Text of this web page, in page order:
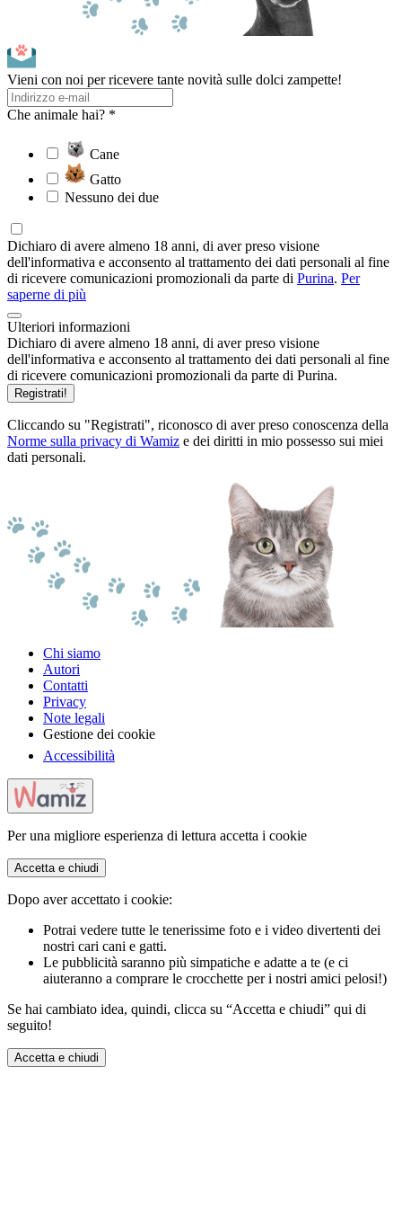
Vieni con noi per ricevere tante novità sulle dolci zampette!
Che animale hai? *
Cane
Gatto
Nessuno dei due
Dichiaro di avere almeno 18 anni, di aver preso visione
dell'informativa e acconsento al trattamento dei dati personali al fine
di ricevere comunicazioni promozionali da parte di Purina. Per
saperne di più
Ulteriori informazioni
Dichiaro di avere almeno 18 anni, di aver preso visione
dell'informativa e acconsento al trattamento dei dati personali al fine
di ricevere comunicazioni promozionali da parte di Purina.
Registrati!
Cliccando su "Registrati", riconosco di aver preso conoscenza della
Norme sulla privacy di Wamiz e dei diritti in mio possesso sui miei
dati personali.
Chi siamo
Autori
Contatti
Privacy
Note legali
Gestione dei cookie
Accessibilità
Per una migliore esperienza di lettura accetta i cookie
Accetta e chiudi
Dopo aver accettato i cookie:
Potrai vedere tutte le tenerissime foto e i video divertenti dei
nostri cari cani e gatti.
Le pubblicità saranno più simpatiche e adatte a te (e ci
aiuteranno a comprare le crocchette per i nostri amici pelosi!)
Se hai cambiato idea, quindi, clicca su “Accetta e chiudi” qui di
seguito!
Accetta e chiudi